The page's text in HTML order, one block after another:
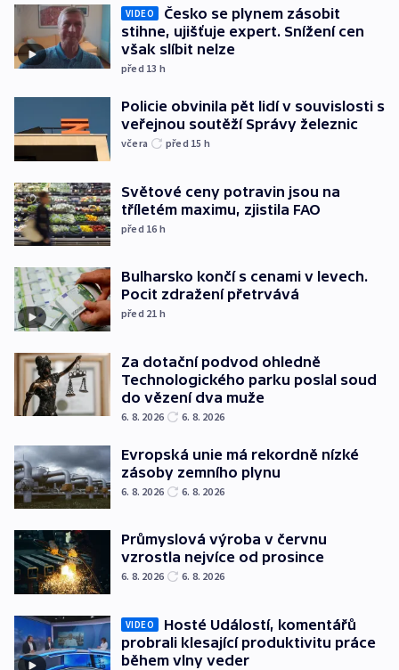
VIDEO
Česko se plynem zásobit
stihne, ujišťuje expert. Snížení cen
však slíbit nelze
před 13 h
Policie obvinila pět lidí v souvislosti s
veřejnou soutěží Správy železnic
včera před 15 h
Světové ceny potravin jsou na
tříletém maximu, zjistila FAO
před 16 h
Bulharsko končí s cenami v levech.
Pocit zdražení přetrvává
před 21 h
Za dotační podvod ohledně
Technologického parku poslal soud
do vězení dva muže
6. 8. 2026 6. 8. 2026
Evropská unie má rekordně nízké
zásoby zemního plynu
6. 8. 2026 6. 8. 2026
Průmyslová výroba v červnu
vzrostla nejvíce od prosince
6. 8. 2026 6. 8. 2026
VIDEO
Hosté Událostí, komentářů
probrali klesající produktivitu práce
během vlny veder